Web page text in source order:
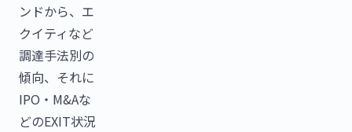
ンドから、エ
クイティなど
調達手法別の
傾向、それに
IPO・M&Aな
どのEXIT状況